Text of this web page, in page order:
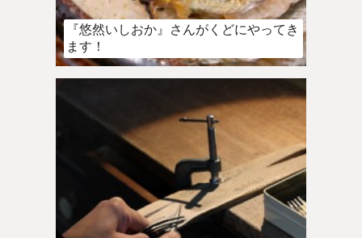
『悠然いしおか』さんがくどにやってき
ます！